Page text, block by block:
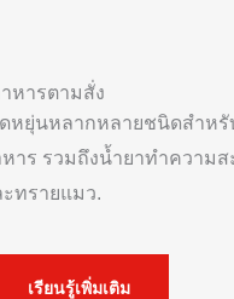
หารตามสั่ง
หยุ่นหลากหลายชนิดสำหรั
าร รวมถึงน้ำยาทำความส
ะทรายแมว.
เรียนรู้เพิ่มเติม